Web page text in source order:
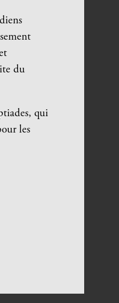
du
qui
les